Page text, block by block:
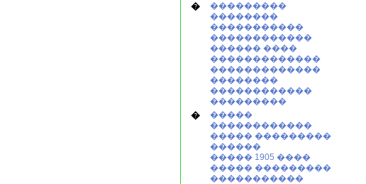
�
���������
��������
�����������
������������
������ ����
�������������
�������������
��������
������������
���������
�
�����
������������
����� ���������
������
����� 1905 ����
����� ���������
�����������